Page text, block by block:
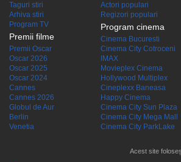
Taguri stiri
Arhiva stiri
Program TV
Premii filme
Premii Oscar
Oscar 2026
Oscar 2025
Oscar 2024
Cannes
Cannes 2026
Globul de Aur
Berlin
Venetia
Actori populari
Regizori populari
Program cinema
Cinema Bucuresti
Cinema City Cotroceni
IMAX
Movieplex Cinema
Hollywood Multiplex
Cineplexx Baneasa
Happy Cinema
Cinema City Sun Plaza
Cinema City Mega Mall
Cinema City ParkLake
Acest site